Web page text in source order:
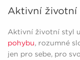
Aktivní životní
Aktivní životní styl
pohybu, rozumné
jen pro sebe, pro